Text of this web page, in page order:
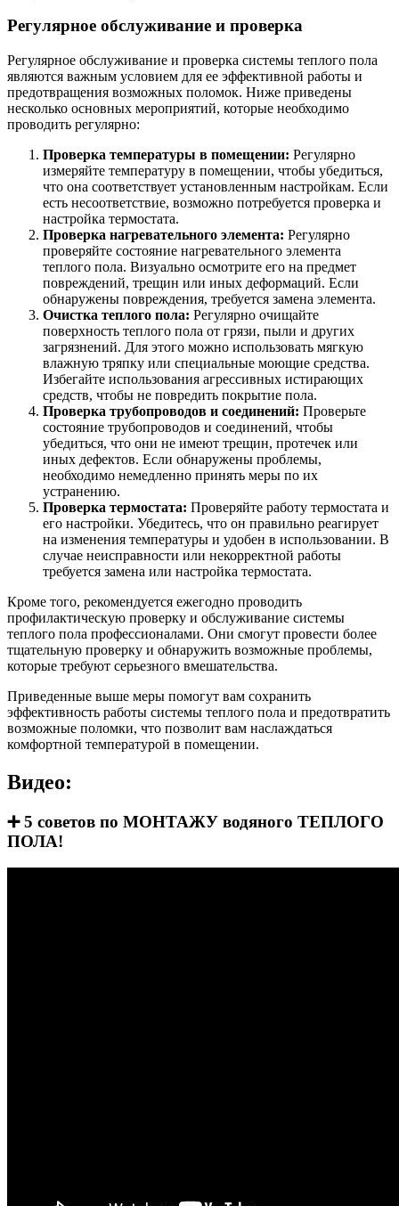
Регулярное обслуживание и проверка
Регулярное обслуживание и проверка системы теплого пола
являются важным условием для ее эффективной работы и
предотвращения возможных поломок. Ниже приведены
несколько основных мероприятий, которые необходимо
проводить регулярно:
Проверка температуры в помещении: Регулярно
измеряйте температуру в помещении, чтобы убедиться,
что она соответствует установленным настройкам. Если
есть несоответствие, возможно потребуется проверка и
настройка термостата.
Проверка нагревательного элемента: Регулярно
проверяйте состояние нагревательного элемента
теплого пола. Визуально осмотрите его на предмет
повреждений, трещин или иных деформаций. Если
обнаружены повреждения, требуется замена элемента.
Очистка теплого пола: Регулярно очищайте
поверхность теплого пола от грязи, пыли и других
загрязнений. Для этого можно использовать мягкую
влажную тряпку или специальные моющие средства.
Избегайте использования агрессивных истирающих
средств, чтобы не повредить покрытие пола.
Проверка трубопроводов и соединений: Проверьте
состояние трубопроводов и соединений, чтобы
убедиться, что они не имеют трещин, протечек или
иных дефектов. Если обнаружены проблемы,
необходимо немедленно принять меры по их
устранению.
Проверка термостата: Проверяйте работу термостата и
его настройки. Убедитесь, что он правильно реагирует
на изменения температуры и удобен в использовании. В
случае неисправности или некорректной работы
требуется замена или настройка термостата.
Кроме того, рекомендуется ежегодно проводить
профилактическую проверку и обслуживание системы
теплого пола профессионалами. Они смогут провести более
тщательную проверку и обнаружить возможные проблемы,
которые требуют серьезного вмешательства.
Приведенные выше меры помогут вам сохранить
эффективность работы системы теплого пола и предотвратить
возможные поломки, что позволит вам наслаждаться
комфортной температурой в помещении.
Видео:
➕ 5 советов по МОНТАЖУ водяного ТЕПЛОГО
ПОЛА!